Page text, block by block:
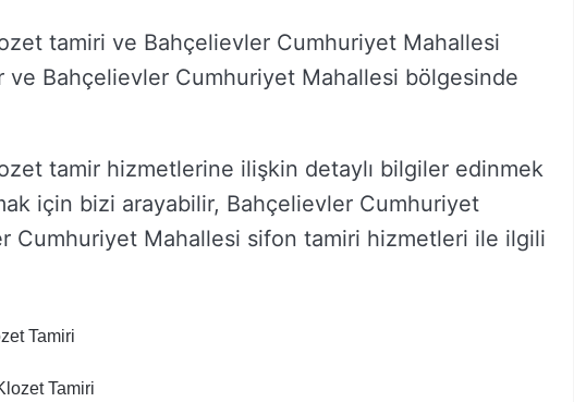
tamiri ve Bahçelievler Cumhuriyet Mahallesi
ve Bahçelievler Cumhuriyet Mahallesi bölgesinde
tamir hizmetlerine ilişkin detaylı bilgiler edinmek
için bizi arayabilir, Bahçelievler Cumhuriyet
Cumhuriyet Mahallesi sifon tamiri hizmetleri ile ilgili
Tamiri
Tamiri